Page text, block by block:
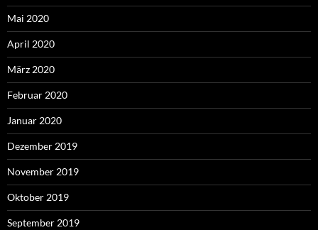
Mai 2020
April 2020
März 2020
Februar 2020
Januar 2020
Dezember 2019
November 2019
Oktober 2019
September 2019